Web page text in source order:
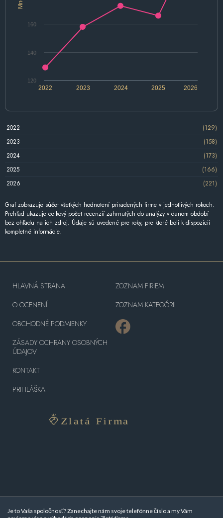
2022 2024 2026
2023 2025
120
140
160
2022
(129)
2023
(158)
2024
(173)
2025
(166)
2026
(221)
Graf zobrazuje súčet všetkých hodnotení priradených firme v jednotlivých rokoch.
Prehľad ukazuje celkový počet recenzií zahrnutých do analýzy v danom období
bez ohľadu na ich zdroj. Údaje sú uvedené pre roky, pre ktoré boli k dispozícii
kompletné informácie.
Je to Vaša spoločnosť? Zanechajte nám svoje telefónne číslo a my Vám
HLAVNÁ STRANA
O OCENENÍ
OBCHODNÉ PODMIENKY
ZÁSADY OCHRANY OSOBNÝCH
ÚDAJOV
KONTAKT
PRIHLÁŠKA
ZOZNAM FIRIEM
ZOZNAM KATEGÓRII